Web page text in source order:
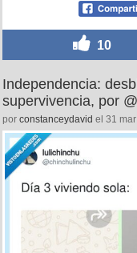
10
Independencia:
supervivencia, por
por constanceydavid el 31